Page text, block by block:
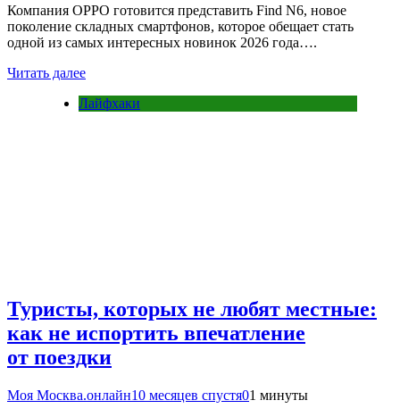
Компания OPPO готовится представить Find N6, новое
поколение складных смартфонов, которое обещает стать
одной из самых интересных новинок 2026 года….
Читать далее
Лайфхаки
Туристы, которых не любят местные:
как не испортить впечатление
от поездки
Моя Москва.онлайн10 месяцев спустя01 минуты